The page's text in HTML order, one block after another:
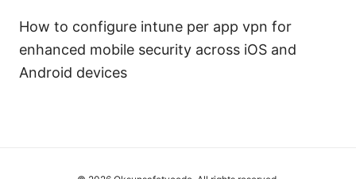
How to configure intune per app vpn for
enhanced mobile security across iOS and
Android devices